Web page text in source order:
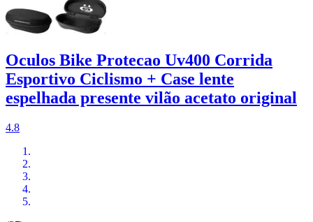
Oculos Bike Protecao Uv400 Corrida
Esportivo Ciclismo + Case lente
espelhada presente vilão acetato original
4.8